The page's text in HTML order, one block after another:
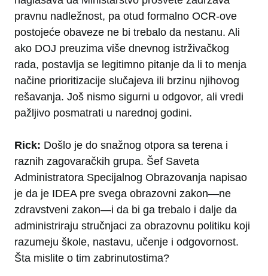
pravnu nadležnost, pa otud formalno OCR-ove
postojeće obaveze ne bi trebalo da nestanu. Ali
ako DOJ preuzima više dnevnog istrživačkog
rada, postavlja se legitimno pitanje da li to menja
načine prioritizacije slučajeva ili brzinu njihovog
rešavanja. Još nismo sigurni u odgovor, ali vredi
pažljivo posmatrati u narednoj godini.
Rick: Došlo je do snažnog otpora sa terena i
raznih zagovaračkih grupa. Šef Saveta
Administratora Specijalnog Obrazovanja napisao
je da je IDEA pre svega obrazovni zakon—ne
zdravstveni zakon—i da bi ga trebalo i dalje da
administriraju stručnjaci za obrazovnu politiku koji
razumeju škole, nastavu, učenje i odgovornost.
Šta mislite o tim zabrinutostima?